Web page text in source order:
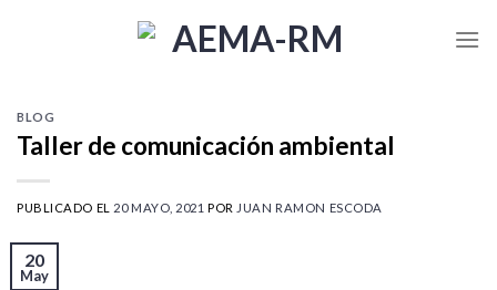
BLOG
Taller de comunicación ambiental
PUBLICADO EL 20 MAYO, 2021 POR JUAN RAMON ESCODA
20
May